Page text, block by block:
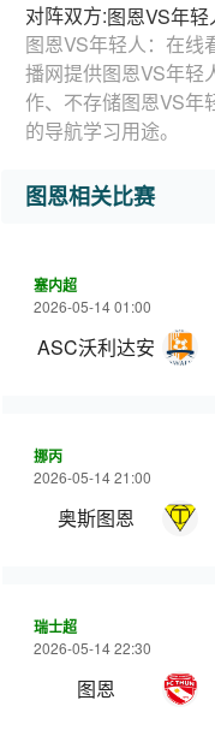
对阵双方:图恩VS年轻
图恩VS年轻人：在线
播网提供图恩VS年轻
作、不存储图恩VS年
的导航学习用途。
图恩相关比赛
塞内超
2026-05-14 01:00
ASC沃利达安
挪丙
2026-05-14 21:00
奥斯图恩
瑞士超
2026-05-14 22:30
图恩